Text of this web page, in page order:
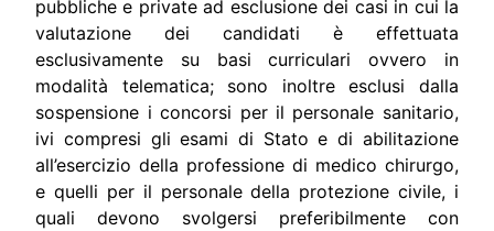
pubbliche e private ad esclusione dei casi in cui la
valutazione dei candidati è effettuata
esclusivamente su basi curriculari ovvero in
modalità telematica; sono inoltre esclusi dalla
sospensione i concorsi per il personale sanitario,
ivi compresi gli esami di Stato e di abilitazione
all’esercizio della professione di medico chirurgo,
e quelli per il personale della protezione civile, i
quali devono svolgersi preferibilmente con